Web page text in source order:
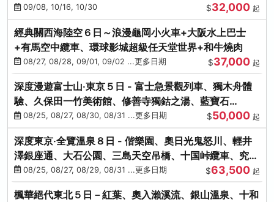
09/08, 10/16, 10/30 $32,000 起
經典關西海陸空６日～浪漫龜岡小火車+大阪水上巴士
+有馬空中纜車、環球影城超級任天堂世界+和牛燒肉
08/27, 08/28, 09/01, 09/02 ...更多日期 $37,000 起
深度漫遊富士山‧東京５日 - 富士急景觀列車、獨木舟體
驗、久保田一竹美術館、修善寺獨鈷之湯、藍寶石
SAPHIR踴子號
08/25, 08/27, 08/30, 08/31 ...更多日期 $50,000 起
深度東京‧全覽溫泉８日 - 偕樂園、奧日光鬼怒川、輕井
澤銀座通、大石公園、三島天空吊橋、十国峠纜車、究極
海鮮食べ放題
08/25, 08/27, 08/29, 08/31 ...更多日期 $63,500 起
楓華絕代東北５日－紅葉、奧入瀨溪流、銀山溫泉、十和